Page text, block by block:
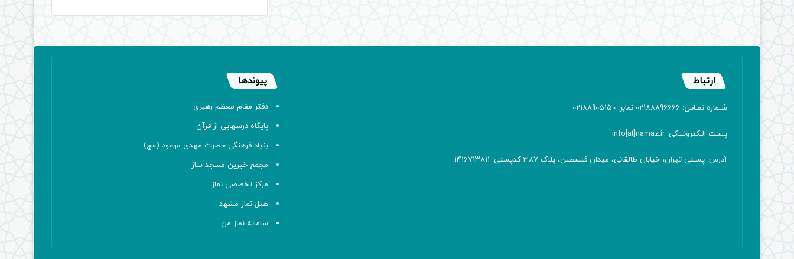
ارتباط
شـماره تمـاس: 02188896666 نمابر: 02188905150
پسـت الـکترونیـکی: info[at]namaz.ir
آدرس: پسـتی تهران، خیابان طالقانی، میدان فلسطین، پلاک 387 کدپستی: ۱۴۱۶۷۱۳۸۱۱
پیوندها
دفتر مقام معظم رهبری
پایگاه درسهایی از قرآن
بنیاد فرهنگی حضرت مهدی موعود (عج)
مجمع خیرین مسجد ساز
مرکز تخصصی نماز
هتل نماز مشهد
سامانه نماز من